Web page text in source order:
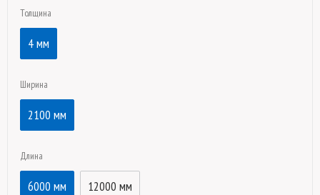
Толщина
4 мм
Ширина
2100 мм
Длина
6000 мм 12000 мм